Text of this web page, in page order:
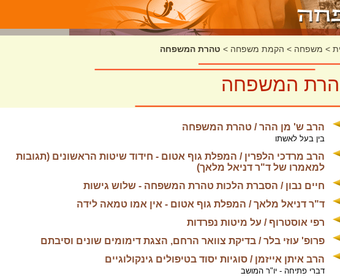
> משפחה > הקמת משפחה > טהרת המשפחה
המשפחה
הרב ש' מן ההר / טהרת המשפחה
בין בעל לאשתו
הרב מרדכי הלפרין / המפלת גוף אטום - חידוד שיטות הראשונים (תגובות
למאמרו של ד"ר דניאל מלאך)
חיים נבון / הסברת הלכות טהרת המשפחה - שלוש גישות
ד"ר דניאל מלאך / המפלת גוף אטום - אין אמו טמאה לידה
רפי אוסטרוף / על מיטות נפרדות
פרופ' עוזי בלר / בדיקת צוואר הרחם, הצגת דימומים שונים וסיבתם
הרב איתן אייזמן / סוגיות יסוד בטיפולים גינקולוגיים
דברי פתיחה - יו"ר המושב